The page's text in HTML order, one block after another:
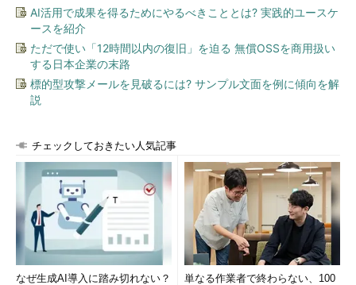
AI活用で成果を得るためにやるべきこととは? 実践的ユースケ
ースを紹介
ただで使い「12時間以内の復旧」を迫る 無償OSSを商用扱い
する日本企業の末路
標的型攻撃メールを見破るには? サンプル文面を例に傾向を解
説
チェックしておきたい人気記事
なぜ生成AI導入に踏み切れない？
単なる作業者で終わらない、100